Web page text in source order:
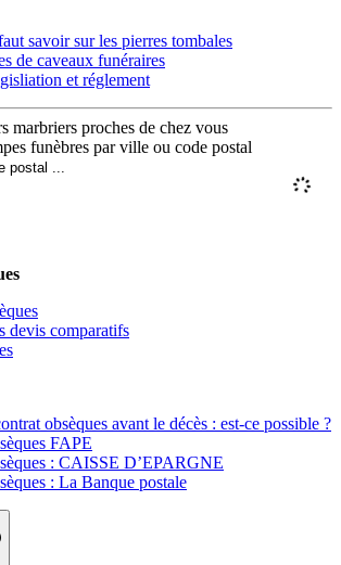
savoir sur les pierres tombales
de caveaux funéraires
et réglement
marbriers proches de chez vous
funèbres par ville ou code postal
devis comparatifs
obsèques avant le décès : est-ce possible ?
FAPE
: CAISSE D’EPARGNE
: La Banque postale